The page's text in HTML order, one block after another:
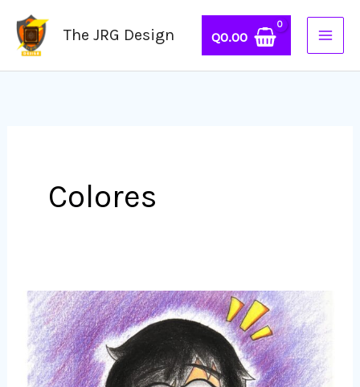
contenido
The JRG Design Q0.00
Colores
Pintar
con
Crayones